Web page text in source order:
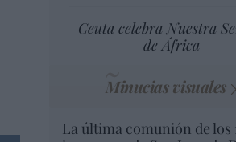
Ceuta celebra Nuestra
de África
Minucias visuales
La última comunión de los